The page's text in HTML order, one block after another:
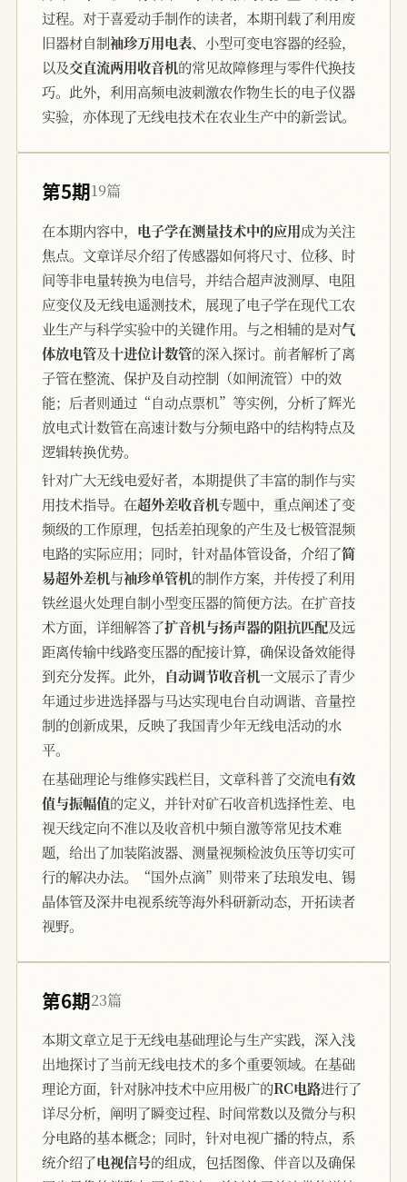
过程。对于喜爱动手制作的读者，本期刊载了利用废
旧器材自制袖珍万用电表、小型可变电容器的经验，
以及交直流两用收音机的常见故障修理与零件代换技
巧。此外，利用高频电波刺激农作物生长的电子仪器
实验，亦体现了无线电技术在农业生产中的新尝试。
第5期19篇
在本期内容中， 电子学在测量技术中的应用成为关注
焦点。文章详尽介绍了传感器如何将尺寸、位移、时
间等非电量转换为电信号，并结合超声波测厚、电阻
应变仪及无线电遥测技术，展现了电子学在现代工农
业生产与科学实验中的关键作用。与之相辅的是对气
体放电管及十进位计数管的深入探讨。前者解析了离
子管在整流、保护及自动控制（如闸流管）中的效
能；后者则通过“自动点票机”等实例，分析了辉光
放电式计数管在高速计数与分频电路中的结构特点及
逻辑转换优势。
针对广大无线电爱好者，本期提供了丰富的制作与实
用技术指导。在超外差收音机专题中，重点阐述了变
频级的工作原理，包括差拍现象的产生及七极管混频
电路的实际应用；同时，针对晶体管设备，介绍了简
易超外差机与袖珍单管机的制作方案，并传授了利用
铁丝退火处理自制小型变压器的简便方法。在扩音技
术方面，详细解答了扩音机与扬声器的阻抗匹配及远
距离传输中线路变压器的配接计算，确保设备效能得
到充分发挥。此外， 自动调节收音机一文展示了青少
年通过步进选择器与马达实现电台自动调谐、音量控
制的创新成果，反映了我国青少年无线电活动的水
平。
在基础理论与维修实践栏目，文章科普了交流电有效
值与振幅值的定义，并针对矿石收音机选择性差、电
视天线定向不准以及收音机中频自激等常见技术难
题，给出了加装陷波器、测量视频检波负压等切实可
行的解决办法。“国外点滴”则带来了珐琅发电、锡
晶体管及深井电视系统等海外科研新动态，开拓读者
视野。
第6期23篇
本期文章立足于无线电基础理论与生产实践，深入浅
出地探讨了当前无线电技术的多个重要领域。在基础
理论方面，针对脉冲技术中应用极广的RC电路进行了
详尽分析，阐明了瞬变过程、时间常数以及微分与积
分电路的基本概念；同时，针对电视广播的特点，系
统介绍了电视信号的组成，包括图像、伴音以及确保